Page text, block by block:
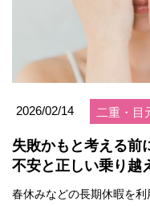
2026/02/14 二重・目
失敗かもと考える前
不安と正しい乗り越
春休みなどの長期休暇を